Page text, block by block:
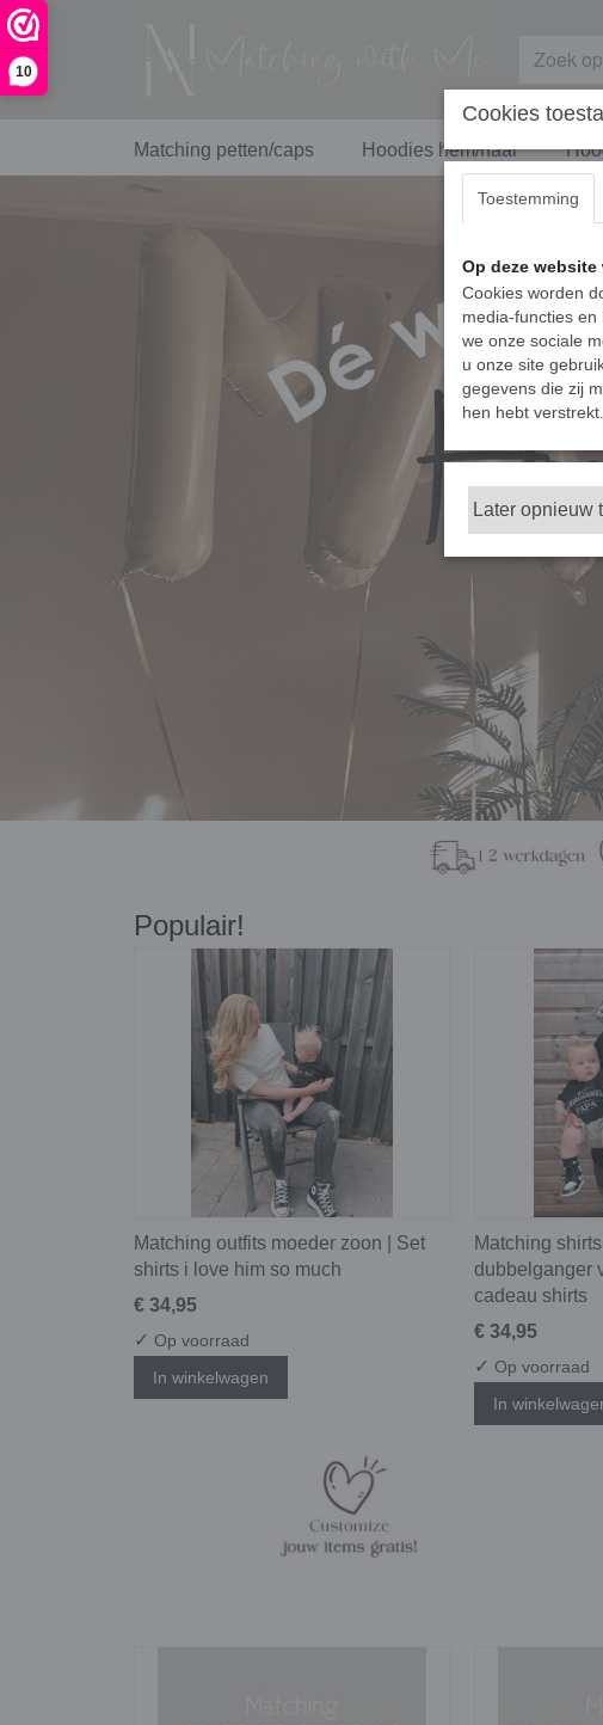
10
Matching petten/caps Hoodies hem/haar
Populair!
Matching outfits moeder zoon | Set
shirts i love him so much
€ 34,95
✓ Op voorraad
In winkelwagen
Matching
dubbelganger
cadeau shirts
€ 34,95
✓ Op voorraad
In
Cookies
Toestemming
Op deze
Cookies worden
media-functies
we onze sociale
u onze site
gegevens die zij
hen hebt verstrekt.
Later opnieuw